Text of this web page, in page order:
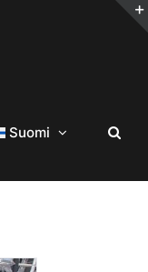
Suomi